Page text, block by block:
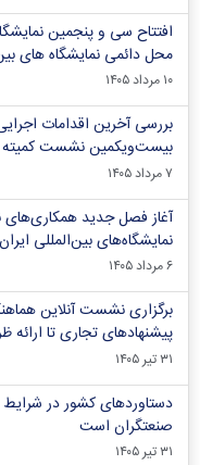
افتتاح سی و پنجمین
محل دائمی نمایشگاه های
۱۰ مرداد ۱۴۰۵
بررسی آخرین اقدامات
بیست‌ویکمین نشست کمیته
۷ مرداد ۱۴۰۵
آغاز فصل جدید
نمایشگاه‌های بین‌المللی
۶ مرداد ۱۴۰۵
پیشنهادهای تجاری تا
۳۱ تیر ۱۴۰۵
دستاوردهای کشور در
صنعتگران است
۳۱ تیر ۱۴۰۵